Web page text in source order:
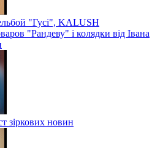
"Гусі", KALUSH
"Рандеву" і колядки від Івана
зіркових новин